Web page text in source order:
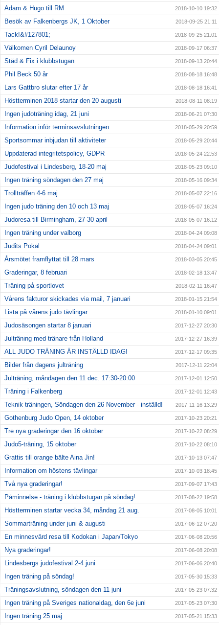
Adam & Hugo till RM 2018-10-10 19:32
Besök av Falkenbergs JK, 1 Oktober 2018-09-25 21:11
Tack!&#127801; 2018-09-25 21:01
Välkomen Cyril Delaunoy 2018-09-17 06:37
Städ & Fix i klubbstugan 2018-09-13 20:44
Phil Beck 50 år 2018-08-18 16:48
Lars Gattbro slutar efter 17 år 2018-08-18 16:41
Höstterminen 2018 startar den 20 augusti 2018-08-11 08:19
Ingen judoträning idag, 21 juni 2018-06-21 07:30
Information inför terminsavslutningen 2018-05-29 20:59
Sportsommar inbjudan till aktiviteter 2018-05-29 20:44
Uppdaterad integritetspolicy, GDPR 2018-05-24 22:53
Judofestival i Lindesberg, 18-20 maj 2018-05-23 09:10
Ingen träning söndagen den 27 maj 2018-05-16 09:34
Trollträffen 4-6 maj 2018-05-07 22:16
Ingen judo träning den 10 och 13 maj 2018-05-07 16:24
Judoresa till Birmingham, 27-30 april 2018-05-07 16:12
Ingen träning under valborg 2018-04-24 09:08
Judits Pokal 2018-04-24 09:01
Årsmötet framflyttat till 28 mars 2018-03-05 20:45
Graderingar, 8 februari 2018-02-18 13:47
Träning på sportlovet 2018-02-11 16:47
Vårens fakturor skickades via mail, 7 januari 2018-01-15 21:54
Lista på vårens judo tävlingar 2018-01-10 09:01
Judosäsongen startar 8 januari 2017-12-27 20:30
Julträning med tränare från Holland 2017-12-27 16:39
ALL JUDO TRÄNING ÄR INSTÄLLD IDAG! 2017-12-17 09:35
Bilder från dagens julträning 2017-12-11 22:04
Julträning, måndagen den 11 dec. 17:30-20:00 2017-12-01 12:50
Träning i Falkenberg 2017-12-01 12:43
Teknik träningen, Söndagen den 26 November - inställd! 2017-11-16 13:29
Gothenburg Judo Open, 14 oktober 2017-10-23 20:21
Tre nya graderingar den 16 oktober 2017-10-22 08:29
Judo5-träning, 15 oktober 2017-10-22 08:10
Grattis till orange bälte Aina Jin! 2017-10-13 07:47
Information om höstens tävlingar 2017-10-03 18:45
Två nya graderingar! 2017-09-07 17:43
Påminnelse - träning i klubbstugan på söndag! 2017-08-22 19:58
Höstterminen startar vecka 34, måndag 21 aug. 2017-08-05 10:01
Sommarträning under juni & augusti 2017-06-12 07:20
En minnesvärd resa till Kodokan i Japan/Tokyo 2017-06-08 20:56
Nya graderingar! 2017-06-08 20:08
Lindesbergs judofestival 2-4 juni 2017-06-06 20:40
Ingen träning på söndag! 2017-05-30 15:33
Träningsavslutning, söndagen den 11 juni 2017-05-23 07:32
Ingen träning på Sveriges nationaldag, den 6e juni 2017-05-23 07:30
Ingen träning 25 maj 2017-05-21 15:33